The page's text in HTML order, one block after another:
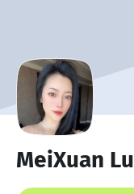
MeiXuan Lu